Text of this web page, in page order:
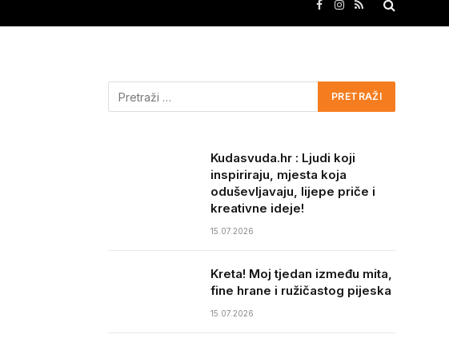
Facebook
Instagram
RSS
Kudasvuda.hr : Ljudi koji
inspiriraju, mjesta koja
oduševljavaju, lijepe priče i
kreativne ideje!
15.07.2026
Kreta! Moj tjedan između mita,
fine hrane i ružičastog pijeska
15.07.2026